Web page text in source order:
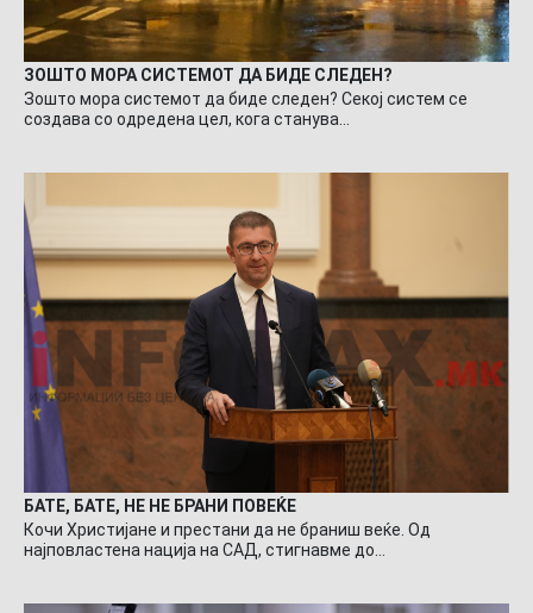
ЗОШТО МОРА СИСТЕМОТ ДА БИДЕ СЛЕДЕН?
Зошто мора системот да биде следен? Секој систем се
создава со одредена цел, кога станува…
БАТЕ, БАТЕ, НЕ НЕ БРАНИ ПОВЕЌЕ
Кочи Христијане и престани да не браниш веќе. Од
најповластена нација на САД, стигнавме до…